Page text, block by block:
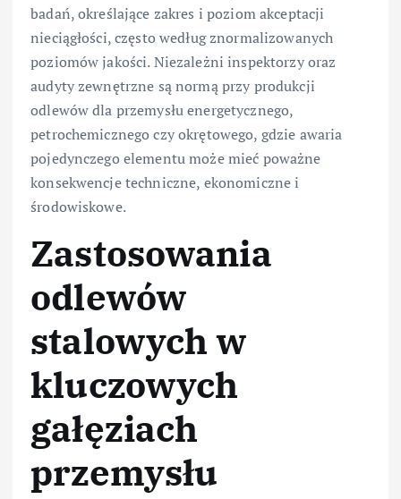
badań, określające zakres i poziom akceptacji
nieciągłości, często według znormalizowanych
poziomów jakości. Niezależni inspektorzy oraz
audyty zewnętrzne są normą przy produkcji
odlewów dla przemysłu energetycznego,
petrochemicznego czy okrętowego, gdzie awaria
pojedynczego elementu może mieć poważne
konsekwencje techniczne, ekonomiczne i
środowiskowe.
Zastosowania
odlewów
stalowych w
kluczowych
gałęziach
przemysłu